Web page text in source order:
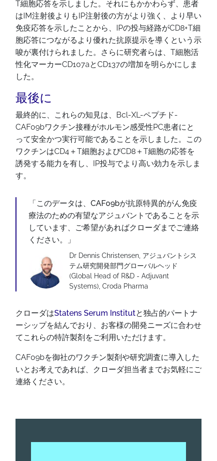
T細胞応答を示しました。それにもかかわらず、患者
はIM注射後よりもIP注射後の方がより強く、より早い
免疫応答を示したことから、IPの投与経路がCD8+T細
胞応答につながるより優れた抗原提示を導くという示
唆が裏付けられました。さらに研究者らは、T細胞活
性化マーカーCD107aとCD137の増加を明らかにしま
した。
最後に
最終的に、これらの知見は、Bcl-XL-ペプチド-
CAF09bワクチン接種がホルモン感受性PC患者にと
って安全かつ実行可能であることを示しました。この
ワクチンはCD4＋T細胞およびCD8＋T細胞の応答を
誘発する能力を有し、IP投与でより高い効力を示しま
す。
「このデータは、CAF09bが抗原特異的がん免疫
療法のための有望なアジュバントであることを示
しています、ご希望があればクローダまでご連絡
ください。」
Dr Dennis Christensen, アジュバントシス
テム研究開発部門グローバルヘッド
(Global Head of R&D - Adjuvant
Systems), Croda Pharma
クローダはStatens Serum Institutと独占的パートナ
ーシップを結んでおり、お客様の開発ニーズに合わせ
てこれらの特許製剤をご利用いただけます。
CAF09bを御社のワクチン製剤や研究調査に導入した
いとお考えであれば、クローダ担当者までお気軽にご
連絡ください。